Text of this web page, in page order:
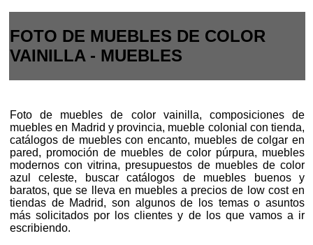
FOTO DE MUEBLES DE COLOR
VAINILLA - MUEBLES
Foto de muebles de color vainilla, composiciones de
muebles en Madrid y provincia, mueble colonial con tienda,
catálogos de muebles con encanto, muebles de colgar en
pared, promoción de muebles de color púrpura, muebles
modernos con vitrina, presupuestos de muebles de color
azul celeste, buscar catálogos de muebles buenos y
baratos, que se lleva en muebles a precios de low cost en
tiendas de Madrid, son algunos de los temas o asuntos
más solicitados por los clientes y de los que vamos a ir
escribiendo.